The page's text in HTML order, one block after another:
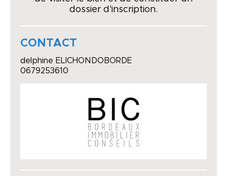
dossier d'inscription.
CONTACT
delphine ELICHONDOBORDE
0679253610